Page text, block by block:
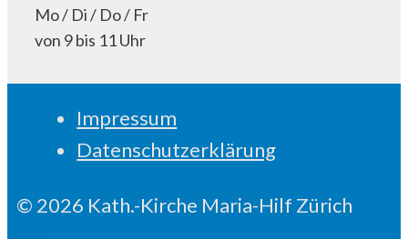
Mo / Di / Do / Fr
von 9 bis 11 Uhr
Impressum
Datenschutzerklärung
© 2026 Kath.-Kirche Maria-Hilf Zürich